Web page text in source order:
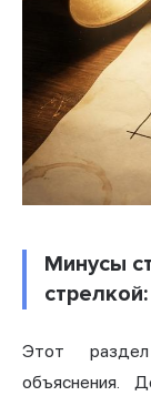
Минусы
Этот
объяснения.